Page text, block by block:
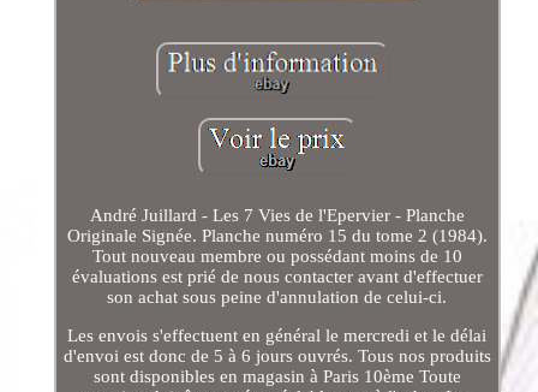
André Juillard - Les 7 Vies de l'Epervier - Planche
Originale Signée. Planche numéro 15 du tome 2 (1984).
Tout nouveau membre ou possédant moins de 10
évaluations est prié de nous contacter avant d'effectuer
son achat sous peine d'annulation de celui-ci.
Les envois s'effectuent en général le mercredi et le délai
d'envoi est donc de 5 à 6 jours ouvrés. Tous nos produits
sont disponibles en magasin à Paris 10ème Toute